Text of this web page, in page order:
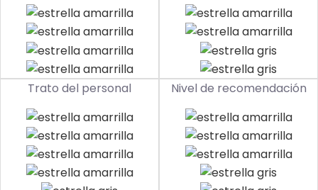
Trato del personal Nivel de recomendación